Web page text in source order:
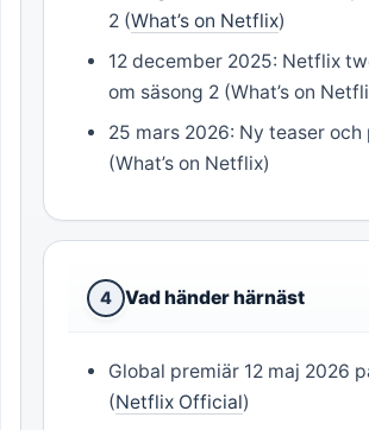
2 (What’s on Netflix)
12 december 2025: Netflix
om säsong 2 (What’s on
25 mars 2026: Ny teaser och
(What’s on Netflix)
4 Vad händer härnäst
Global premiär 12 maj 2026
(Netflix Official)